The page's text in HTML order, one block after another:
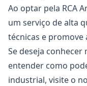
Ao optar pela RCA
um serviço de alta
técnicas e promove
Se deseja conhecer
entender como
industrial, visite o